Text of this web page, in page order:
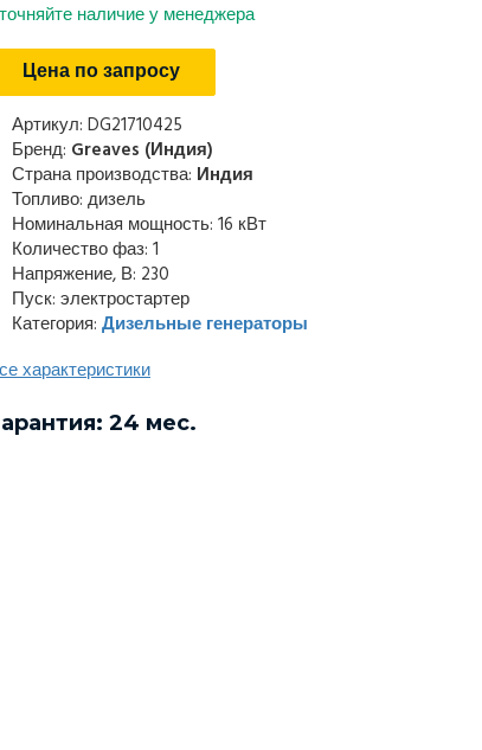
наличие у менеджера
Цена по запросу
Артикул: DG21710425
Бренд: Greaves (Индия)
Страна производства: Индия
Топливо: дизель
Номинальная мощность: 16 кВт
Количество фаз: 1
Напряжение, В: 230
Пуск: электростартер
Категория: Дизельные генераторы
характеристики
24 мес.